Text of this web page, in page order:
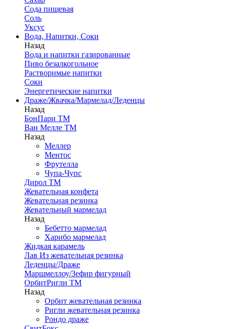
Сода пищевая
Соль
Уксус
Вода, Напитки, Соки
Назад
Вода и напитки газированные
Пиво безалкогольное
Растворимые напитки
Соки
Энергетические напитки
Драже/Жвачка/Мармелад/Леденцы
Назад
БонПари ТМ
Ван Мелле ТМ
Назад
Меллер
Ментос
Фрутелла
Чупа-Чупс
Дирол ТМ
Жевательная конфета
Жевательная резинка
Жевательный мармелад
Назад
Бебетто мармелад
Харибо мармелад
Жидкая карамель
Лав Из жевательная резинка
Леденцы/Драже
Маршмеллоу/Зефир фигурный
ОрбитРигли ТМ
Назад
Орбит жевательная резинка
Ригли жевательная резинка
Рондо драже